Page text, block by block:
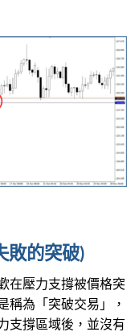
敗的突破)
在壓力支撐被價格突
稱為「突破交易」，
支撐區域後，並沒有